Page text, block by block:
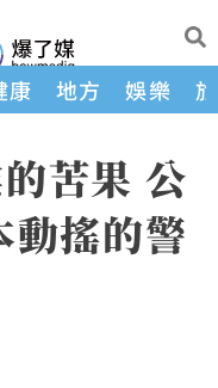
康 地方 娛樂
苦果 公
動搖的警